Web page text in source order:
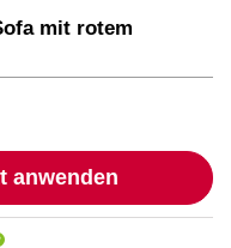
mit rotem
anwenden